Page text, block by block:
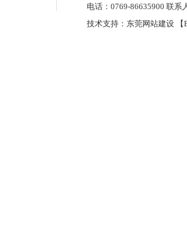
电话：0769-86635900 联系
技术支持： 东莞网站建设 【